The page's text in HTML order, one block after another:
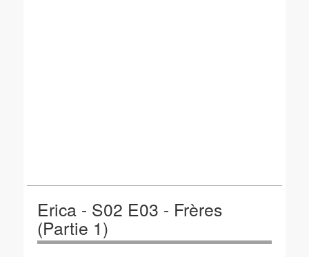
Erica - S02 E03 - Frères
(Partie 1)